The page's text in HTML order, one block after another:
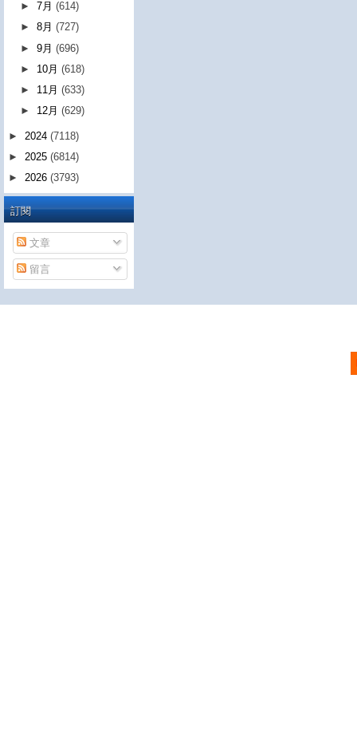
►7月(614)
►8月(727)
►9月(696)
► 10月(618)
► 11月(633)
► 12月(629)
► 2024 (7118)
► 2025 (6814)
► 2026 (3793)
訂閱
文章
留言